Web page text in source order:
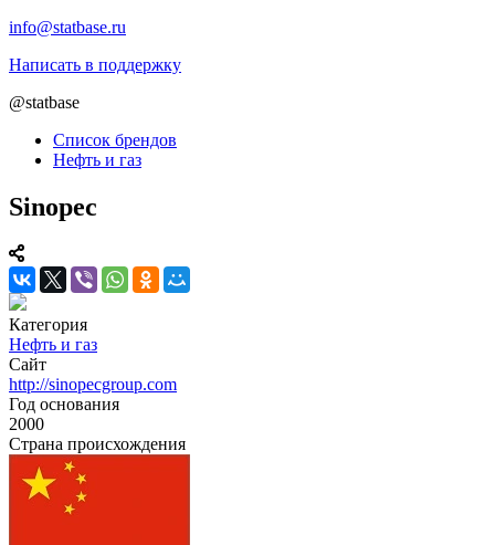
info@statbase.ru
Написать в поддержку
@statbase
Список брендов
Нефть и газ
Sinopec
Категория
Нефть и газ
Сайт
http://sinopecgroup.com
Год основания
2000
Страна происхождения